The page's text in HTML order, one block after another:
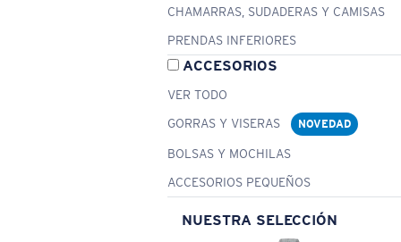
CHAMARRAS, SUDADERAS Y CAMISAS
PRENDAS INFERIORES
ACCESORIOS
VER TODO
GORRAS Y VISERAS
NOVEDAD
BOLSAS Y MOCHILAS
ACCESORIOS PEQUEÑOS
NUESTRA SELECCIÓN